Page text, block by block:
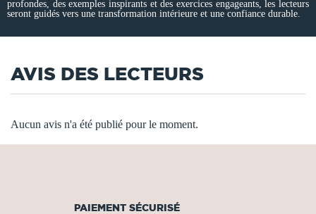
profondes, des exemples inspirants et des exercices engageants, les lecteurs
seront guidés vers une transformation intérieure et une confiance durable.
AVIS DES LECTEURS
Aucun avis n'a été publié pour le moment.
PAIEMENT SÉCURISÉ